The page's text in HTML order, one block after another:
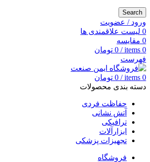
Search
ورود / عضویت
0 لیست علاقمندی ها
0 مقایسه
0
items
/
0 تومان
فهرست
0
items
/
0 تومان
دسته بندی محصولات
حفاظت فردی
آتش نشانی
ترافیکی
ابزارآلات
تجهیزات پزشکی
فروشگاه